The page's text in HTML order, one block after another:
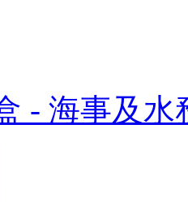
- 海事及水